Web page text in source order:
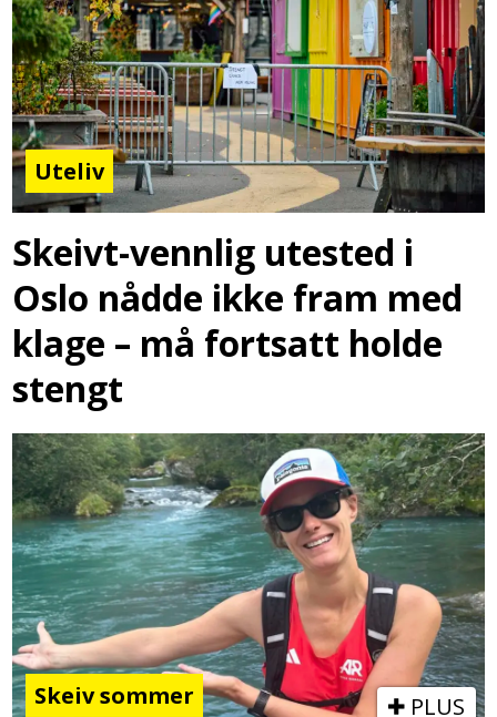
Uteliv
Skeivt-vennlig utested i
Oslo nådde ikke fram med
klage – må fortsatt holde
stengt
Skeiv sommer PLUS